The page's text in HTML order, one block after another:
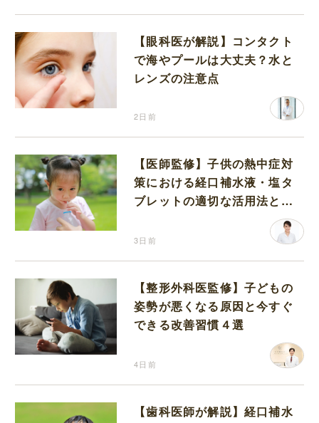
【眼科医が解説】コンタクト
で海やプールは大丈夫？水と
レンズの注意点
2日前
【医師監修】子供の熱中症対
策における経口補水液・塩タ
ブレットの適切な活用法と水
3日前
【整形外科医監修】子どもの
姿勢が悪くなる原因と今すぐ
できる改善習慣４選
4日前
【歯科医師が解説】経口補水